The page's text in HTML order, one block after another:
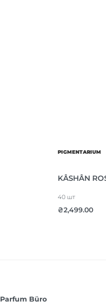
PIGMENTARIUM
KÂSHÂN
40 шт
₴2,499.00
Parfum Büro